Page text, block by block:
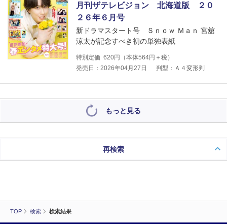
TOP 検索 検索結果
月刊ザテレビジョン 北海道版 ２０
２６年６月号
新ドラマスタート号 Ｓｎｏｗ Ｍａｎ 宮舘
涼太が記念すべき初の単独表紙
特別定価 620円（本体564円＋税）
発売日：2026年04月27日
判型：Ａ４変形判
もっと見る
再検索